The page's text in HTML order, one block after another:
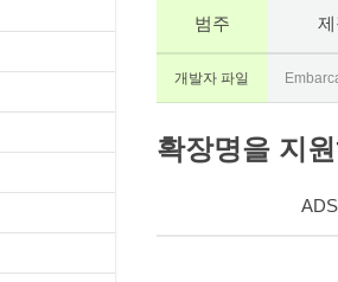
범주
개발자 파일
확장명을 지
ADS